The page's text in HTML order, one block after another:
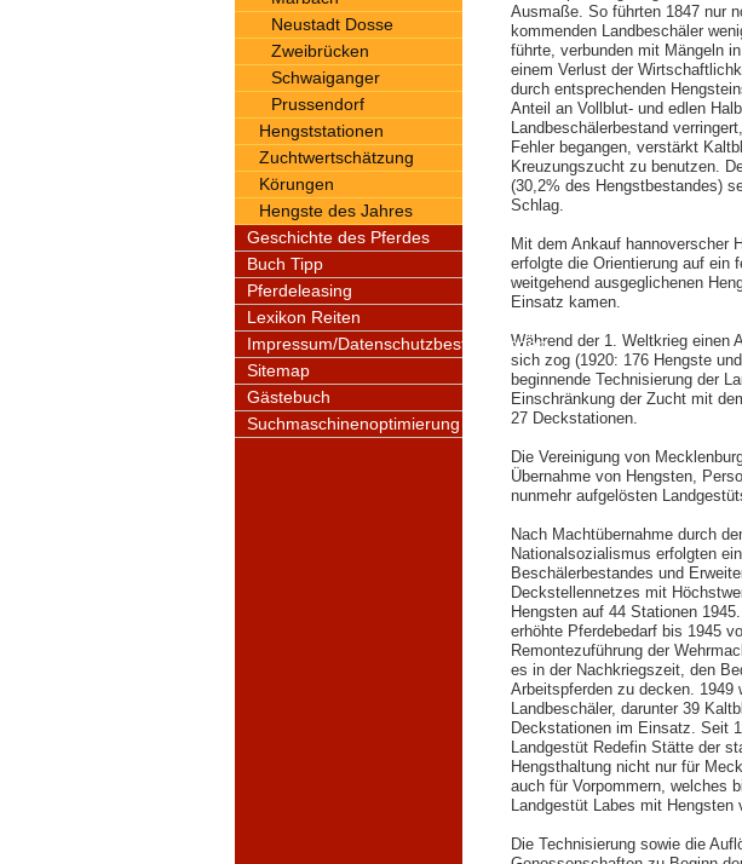
Neustadt Dosse
Zweibrücken
Schwaiganger
Prussendorf
Hengststationen
Zuchtwertschätzung
Körungen
Hengste des Jahres
Geschichte des Pferdes
Buch Tipp
Pferdeleasing
Lexikon Reiten
Impressum/Datenschutzbestimmungen
Sitemap
Gästebuch
Suchmaschinenoptimierung
Ausmaße. So führten 1847 nur
kommenden Landbeschäler
führte, verbunden mit Mängeln
einem Verlust der
durch entsprechenden
Anteil an Vollblut- und edlen
Landbeschälerbestand
Fehler begangen, verstärkt
Kreuzungszucht zu benutzen.
(30,2% des Hengstbestandes)
Schlag.
Mit dem Ankauf hannoverscher
erfolgte die Orientierung auf ein
weitgehend ausgeglichenen
Einsatz kamen.
Während der 1. Weltkrieg einen
sich zog (1920: 176 Hengste
beginnende Technisierung der
Einschränkung der Zucht mit
27 Deckstationen.
Die Vereinigung von
Übernahme von Hengsten,
nunmehr aufgelösten
Nach Machtübernahme durch
Nationalsozialismus erfolgten
Beschälerbestandes und
Deckstellennetzes mit
Hengsten auf 44 Stationen
erhöhte Pferdebedarf bis 1945
Remontezuführung der
es in der Nachkriegszeit, den
Arbeitspferden zu decken. 1949
Landbeschäler, darunter 39
Deckstationen im Einsatz. Seit
Landgestüt Redefin Stätte der
Hengsthaltung nicht nur für
auch für Vorpommern, welches
Landgestüt Labes mit Hengsten
Die Technisierung sowie die